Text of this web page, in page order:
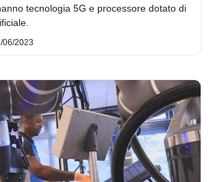
tecnologia 5G e processore dotato di
06/2023